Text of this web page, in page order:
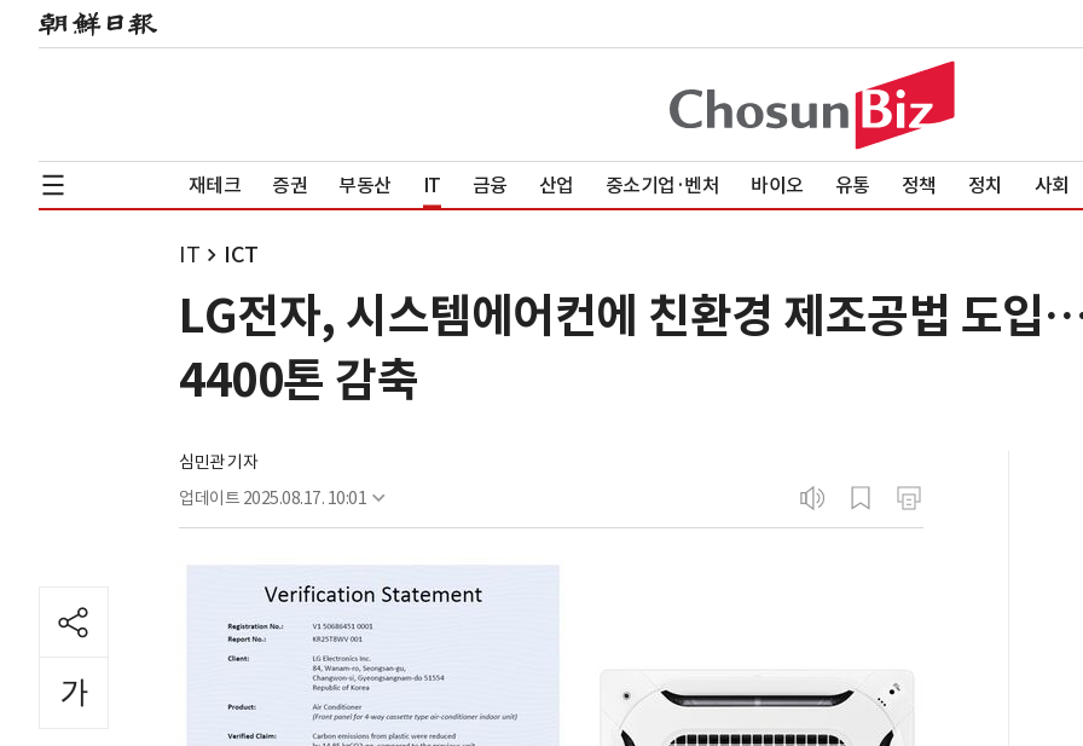
재테크 증권 부동산 IT 금융 산업 중소기업·벤처 바이오 유통 정책 정치 사회
IT ICT
LG전자, 시스템에어컨에 친환경 제조공법 도입
4400톤 감축
심민관 기자
업데이트 2025.08.17. 10:01